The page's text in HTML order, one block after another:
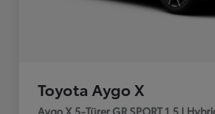
Toyota Aygo X
Aygo X 5-Türer GR SPORT 1,5 l